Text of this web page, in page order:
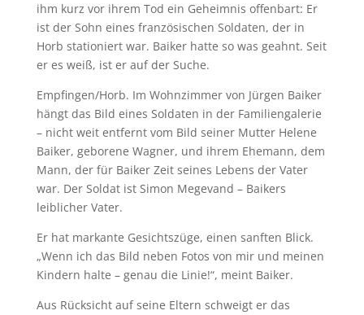
ihm kurz vor ihrem Tod ein Geheimnis offenbart: Er
ist der Sohn eines französischen Soldaten, der in
Horb stationiert war. Baiker hatte so was geahnt. Seit
er es weiß, ist er auf der Suche.
Empfingen/Horb. Im Wohnzimmer von Jürgen Baiker
hängt das Bild eines Soldaten in der Familiengalerie
– nicht weit entfernt vom Bild seiner Mutter Helene
Baiker, geborene Wagner, und ihrem Ehemann, dem
Mann, der für Baiker Zeit seines Lebens der Vater
war. Der Soldat ist Simon Megevand – Baikers
leiblicher Vater.
Er hat markante Gesichtszüge, einen sanften Blick.
„Wenn ich das Bild neben Fotos von mir und meinen
Kindern halte – genau die Linie!“, meint Baiker.
Aus Rücksicht auf seine Eltern schweigt er das